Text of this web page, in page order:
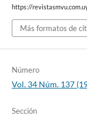
https://
Más formatos de
Número
Vol. 34 Núm. 137
Sección